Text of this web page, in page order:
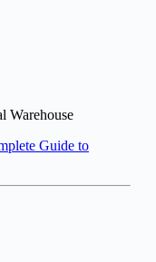
Warehouse
Guide to